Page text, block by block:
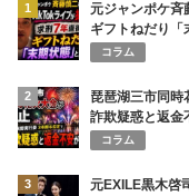
1
元ジャンポケ斉
ギフトねだり「
コラム
2
琵琶湖三市同時
詐欺疑惑と返金
コラム
3
元EXILE黒木啓